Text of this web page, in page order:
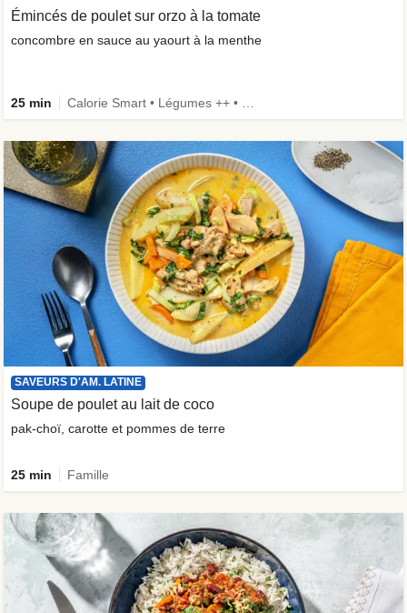
Émincés de poulet sur orzo à la tomate
concombre en sauce au yaourt à la menthe
25 min
SAVEURS D'AM. LATINE
Soupe de poulet au lait de coco
pak-choï, carotte et pommes de terre
25 min Famille